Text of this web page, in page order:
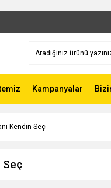
Kampanyalar
Kendin Seç
Seç